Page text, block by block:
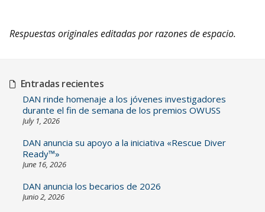
Respuestas originales editadas por razones de espacio.
Entradas recientes
DAN rinde homenaje a los jóvenes investigadores
durante el fin de semana de los premios OWUSS
July 1, 2026
DAN anuncia su apoyo a la iniciativa «Rescue Diver
Ready™»
June 16, 2026
DAN anuncia los becarios de 2026
Junio 2, 2026